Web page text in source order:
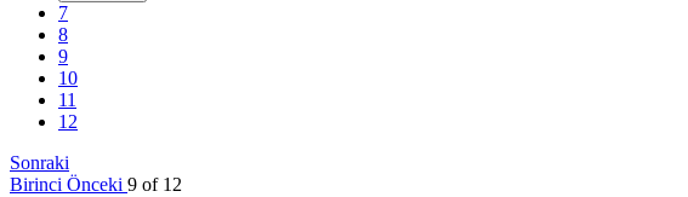
7
8
9
10
11
12
Sonraki
Birinci Önceki 9 of 12